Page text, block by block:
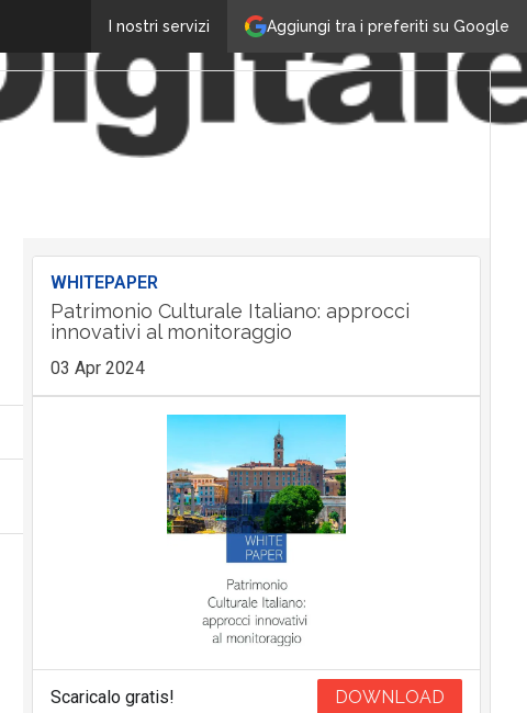
Aggiungi tra i preferiti su Google
I nostri servizi
WHITEPAPER
Patrimonio Culturale Italiano: approcci
innovativi al monitoraggio
03 Apr 2024
Scaricalo gratis! DOWNLOAD